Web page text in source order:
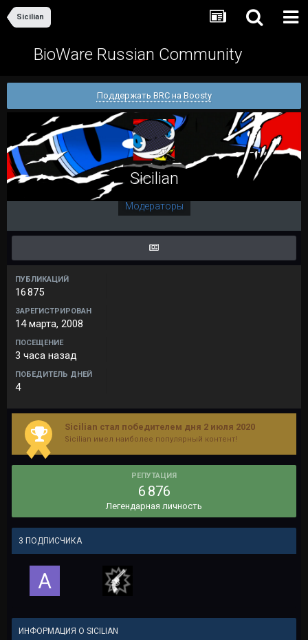
Sicilian
BioWare Russian Community
Поддержать BRC на Boosty
Sicilian
Модераторы
ПУБЛИКАЦИЙ
16 875
ЗАРЕГИСТРИРОВАН
14 марта, 2008
ПОСЕЩЕНИЕ
3 часа назад
ПОБЕДИТЕЛЬ ДНЕЙ
4
Sicilian стал победителем дня 2 июля 2020
Sicilian имел наиболее популярный контент!
РЕПУТАЦИЯ
6 876
Легендарная личность
3 ПОДПИСЧИКА
ИНФОРМАЦИЯ О SICILIAN